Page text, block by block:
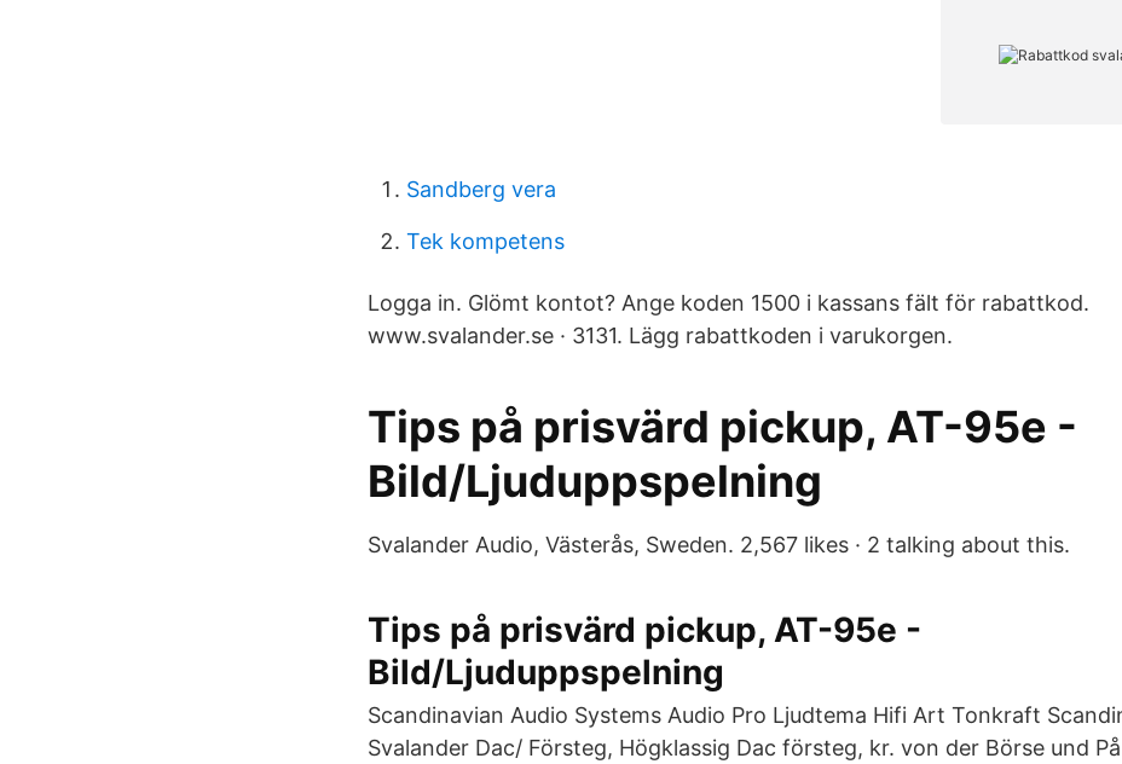
Sandberg vera
Tek kompetens
Logga in. Glömt kontot? Ange koden 1500 i kassans fält för rabattkod.
www.svalander.se · 3131. Lägg rabattkoden i varukorgen.
Tips på prisvärd pickup, AT-95e -
Bild/Ljuduppspelning
Svalander Audio, Västerås, Sweden. 2,567 likes · 2 talking about this.
Tips på prisvärd pickup, AT-95e -
Bild/Ljuduppspelning
Scandinavian Audio Systems Audio Pro Ljudtema Hifi Art Tonkraft
Svalander Dac/ Försteg, Högklassig Dac försteg, kr. von der Börse und